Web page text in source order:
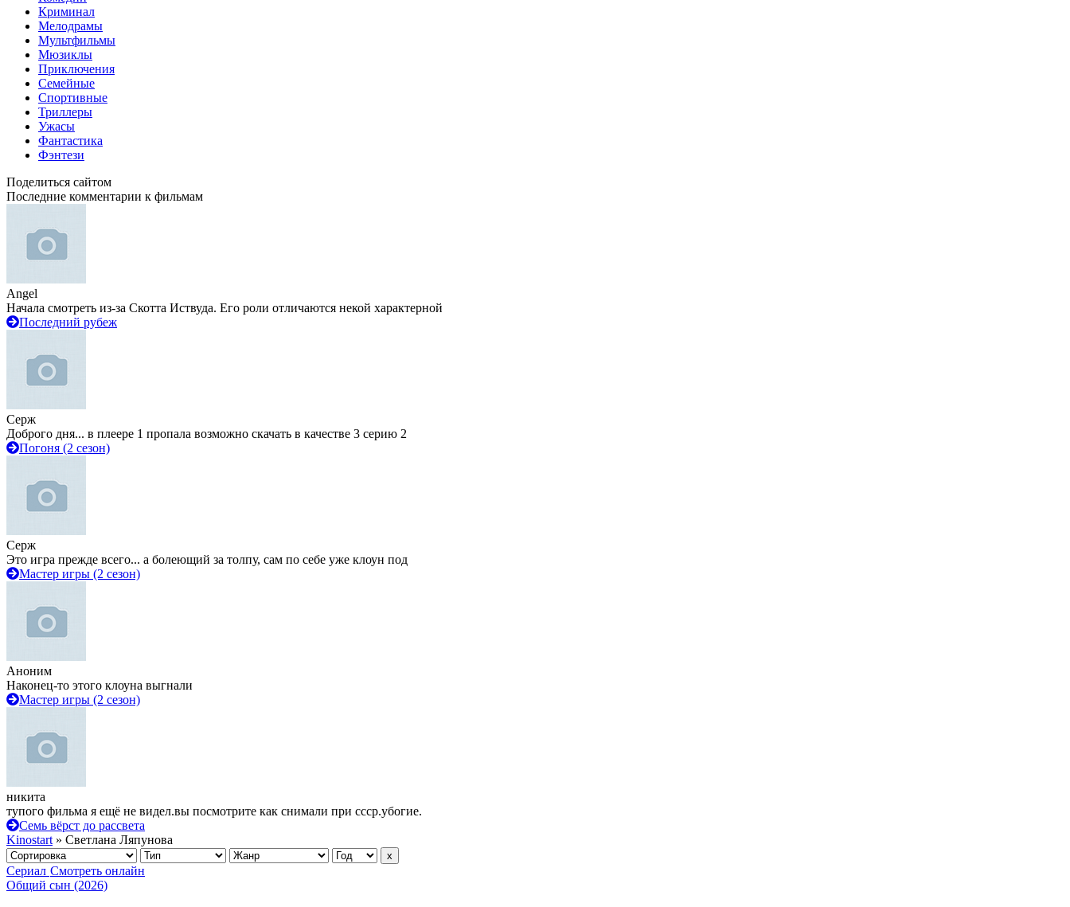
Криминал
Мелодрамы
Мультфильмы
Мюзиклы
Приключения
Семейные
Спортивные
Триллеры
Ужасы
Фантастика
Фэнтези
Поделиться сайтом
Последние комментарии к фильмам
Angel
Начала смотреть из-за Скотта Иствуда. Его роли отличаются некой характерной
Последний рубеж
Серж
Доброго дня... в плеере 1 пропала возможно скачать в качестве 3 серию 2
Погоня (2 сезон)
Серж
Это игра прежде всего... а болеющий за толпу, сам по себе уже клоун под
Мастер игры (2 сезон)
Аноним
Наконец-то этого клоуна выгнали
Мастер игры (2 сезон)
никита
тупого фильма я ещё не видел.вы посмотрите как снимали при ссср.убогие.
Семь вёрст до рассвета
Kinostart » Светлана Ляпунова
Сериал Смотреть онлайн
Общий сын (2026)